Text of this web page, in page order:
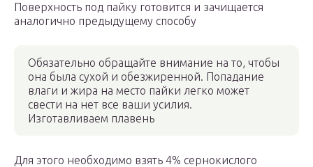
Поверхность под пайку готовится и зачищается
аналогично предыдущему способу
Обязательно обращайте внимание на то, чтобы
она была сухой и обезжиренной. Попадание
влаги и жира на место пайки легко может
свести на нет все ваши усилия.
Изготавливаем плавень
Для этого необходимо взять 4% сернокислого